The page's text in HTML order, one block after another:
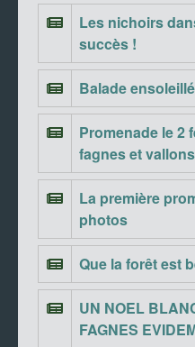
Les nichoirs
succès !
Balade
Promenade le 2
fagnes et
La première
photos
Que la forêt est
UN NOEL
FAGNES